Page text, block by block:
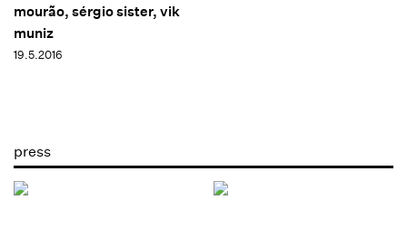
mourão, sérgio sister, vik
muniz
19.5.2016
press